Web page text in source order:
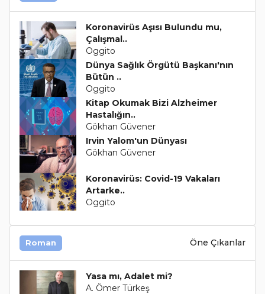
Koronavirüs Aşısı Bulundu mu,
Çalışmal..
Oggito
Dünya Sağlık Örgütü Başkanı'nın
Bütün ..
Oggito
Kitap Okumak Bizi Alzheimer
Hastalığın..
Gökhan Güvener
Irvin Yalom'un Dünyası
Gökhan Güvener
Koronavirüs: Covid-19 Vakaları
Artarke..
Oggito
Roman Öne Çıkanlar
Yasa mı, Adalet mi?
A. Ömer Türkeş